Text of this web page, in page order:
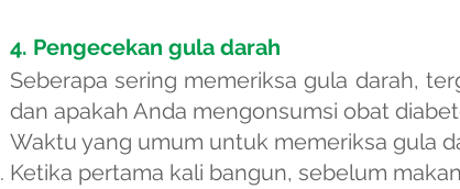
4. Pengecekan gula darah
Seberapa sering memeriksa gula darah,
dan apakah Anda mengonsumsi obat
Waktu yang umum untuk memeriksa gula
Ketika pertama kali bangun, sebelum